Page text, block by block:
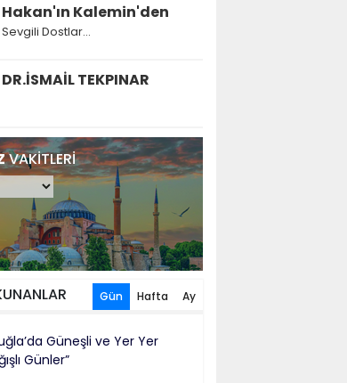
Hakan'ın Kalemin'den
Sevgili Dostlar...
DR.İSMAİL TEKPINAR
VAKİTLERİ
Gün Hafta Ay
Güneşli ve Yer Yer
Günler”